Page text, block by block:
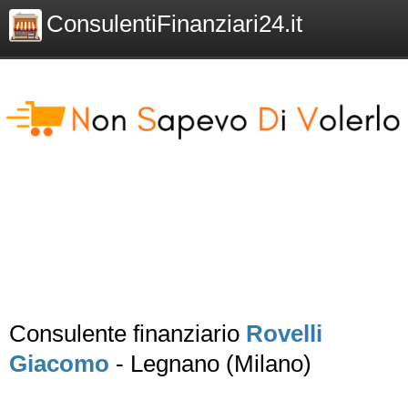
ConsulentiFinanziari24.it
Consulente finanziario Rovelli
Giacomo - Legnano (Milano)